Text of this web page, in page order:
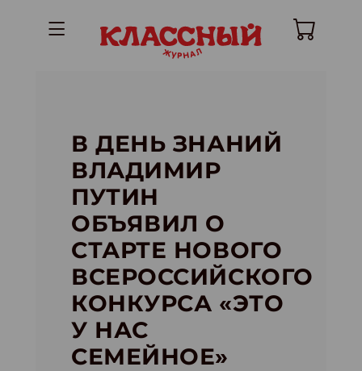
В ДЕНЬ ЗНАНИЙ
ВЛАДИМИР
ПУТИН
ОБЪЯВИЛ О
СТАРТЕ НОВОГО
ВСЕРОССИЙСКОГО
КОНКУРСА «ЭТО
У НАС
СЕМЕЙНОЕ»